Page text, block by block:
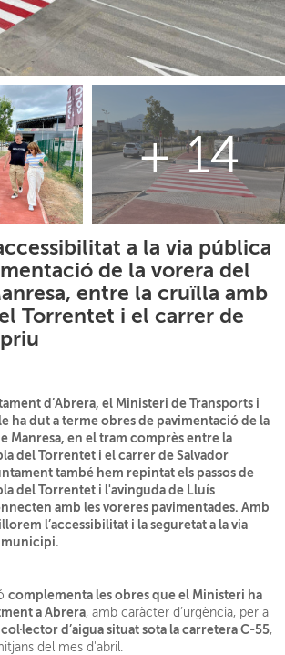
+ 14
a la via pública
de la vorera del
entre la cruïlla amb
Torrentet i el carrer de
d’Abrera, el Ministeri de Transports i
ha dut a terme obres de pavimentació de la
Manresa, en el tram comprès entre la
del Torrentet i el carrer de Salvador
també hem repintat els passos de
del Torrentet i l'avinguda de Lluís
amb les voreres pavimentades. Amb
l’accessibilitat i la seguretat a la via
complementa les obres que el Ministeri ha
a Abrera, amb caràcter d’urgència, per a
d’aigua situat sota la carretera C-55,
del mes d'abril.